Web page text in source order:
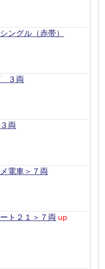
ングル（赤帯）
３両
両
電車＞７両
ト２１＞７両 up